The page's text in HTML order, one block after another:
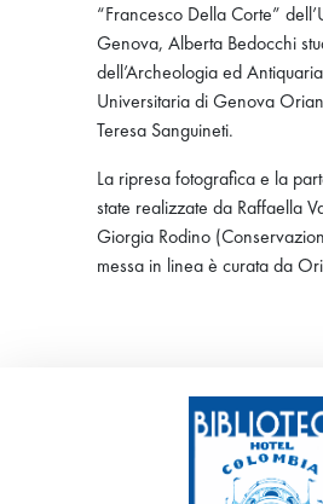
“Francesco Della Corte”
Genova, Alberta Bedocchi
dell’Archeologia ed
Universitaria di Genova
Teresa Sanguineti.
La ripresa fotografica e la
state realizzate da Raffaella
Giorgia Rodino
messa in linea è curata da